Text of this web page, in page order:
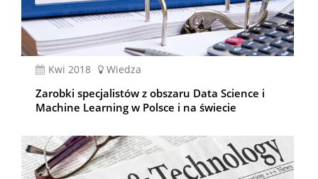
kwi 2018 Wiedza
Zarobki specjalistów z obszaru Data Science i
Machine Learning w Polsce i na świecie